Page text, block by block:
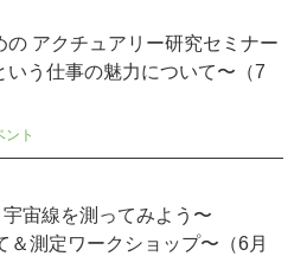
アクチュアリー研究セミナー
いう仕事の魅力について〜（7
ント
宙線を測ってみよう〜
＆測定ワークショップ〜（6月